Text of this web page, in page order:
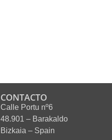
CONTACTO
Calle Portu nº6
48.901 – Barakaldo
Bizkaia – Spain